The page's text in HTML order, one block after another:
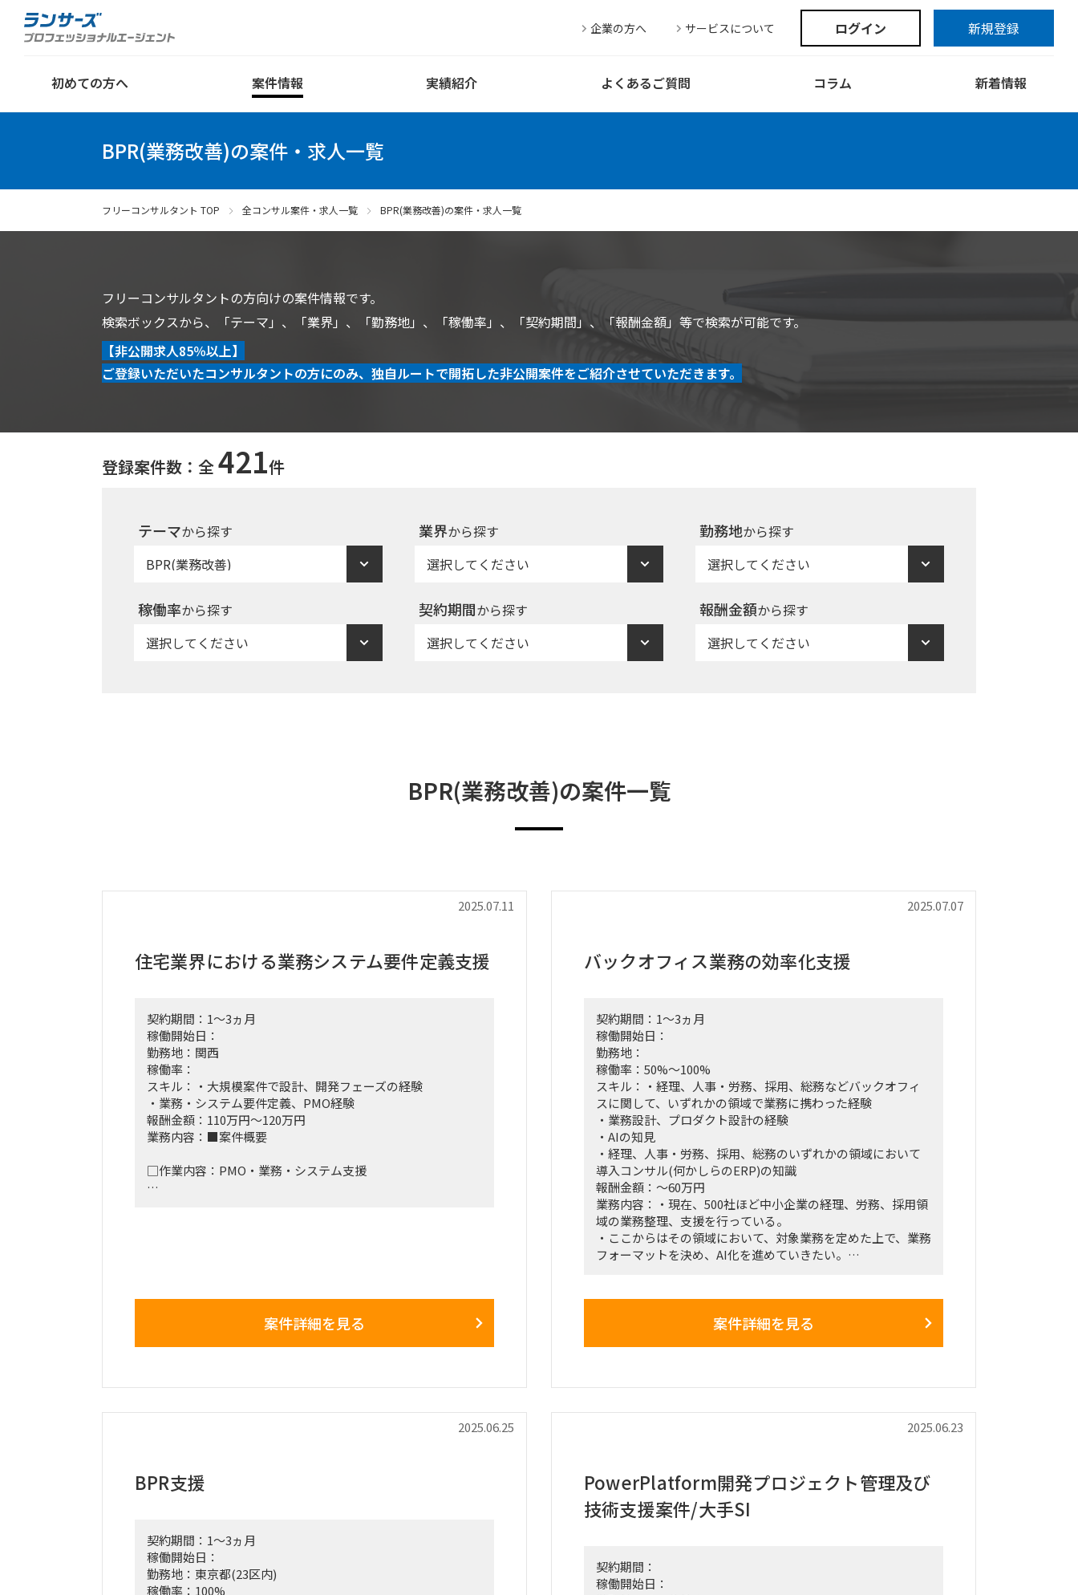
初めての方へ 案件情報 実績紹介 よくあるご質問 コラム 新着情報
企業の方へ サービスについて ログイン 新規登録
BPR(業務改善)の案件・求人一覧
フリーコンサルタント TOP 全コンサル案件・求人一覧 BPR(業務改善)の案件・求人一覧
フリーコンサルタントの方向けの案件情報です。
検索ボックスから、「テーマ」、「業界」、「勤務地」、「稼働率」、「契約期間」、「報酬金額」等で検索が可能です。
【非公開求人85％以上】
ご登録いただいたコンサルタントの方にのみ、独自ルートで開拓した非公開案件をご紹介させていただきます。
登録案件数：全421件
テーマから探す 業界から探す 勤務地から探す
稼働率から探す 契約期間から探す 報酬金額から探す
BPR(業務改善)の案件一覧
2025.07.11
住宅業界における業務システム要件定義支援
契約期間：1～3ヵ月
稼働開始日：
勤務地：関西
稼働率：
スキル：・大規模案件で設計、開発フェーズの経験
・業務・システム要件定義、PMO経験
報酬金額：110万円～120万円
業務内容：■案件概要
□作業内容：PMO・業務・システム支援
■備考 出張経費は実費精算とさせて頂きます
案件詳細を見る
2025.07.07
バックオフィス業務の効率化支援
契約期間：1～3ヵ月
稼働開始日：
勤務地：
稼働率：50%～100%
スキル：・経理、人事・労務、採用、総務などバックオフィ
スに関して、いずれかの領域で業務に携わった経験
・業務設計、プロダクト設計の経験
・AIの知見
・経理、人事・労務、採用、総務のいずれかの領域において
導入コンサル(何かしらのERP)の知識
報酬金額：～60万円
業務内容：・現在、500社ほど中小企業の経理、労務、採用領
域の業務整理、支援を行っている。
・ここからはその領域において、対象業務を定めた上で、業務
フォーマットを決め、AI化を進めていきたい。
きたい。
案件詳細を見る
2025.06.25
BPR支援
契約期間：1～3ヵ月
稼働開始日：
勤務地：東京都(23区内)
稼働率：100%
2025.06.23
PowerPlatform開発プロジェクト管理及び
技術支援案件/大手SI
契約期間：
稼働開始日：